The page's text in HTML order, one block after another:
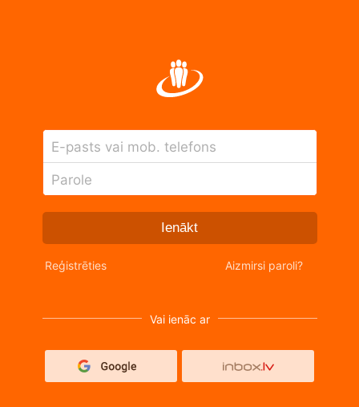
E-pasts vai mob. telefons
Parole
Ienākt
Reģistrēties Aizmirsi paroli?
Vai ienāc ar